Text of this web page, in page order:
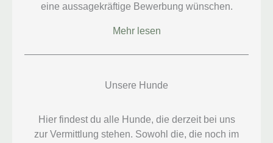
eine aussagekräftige Bewerbung wünschen.
Mehr lesen
Unsere Hunde
Hier findest du alle Hunde, die derzeit bei uns
zur Vermittlung stehen. Sowohl die, die noch im